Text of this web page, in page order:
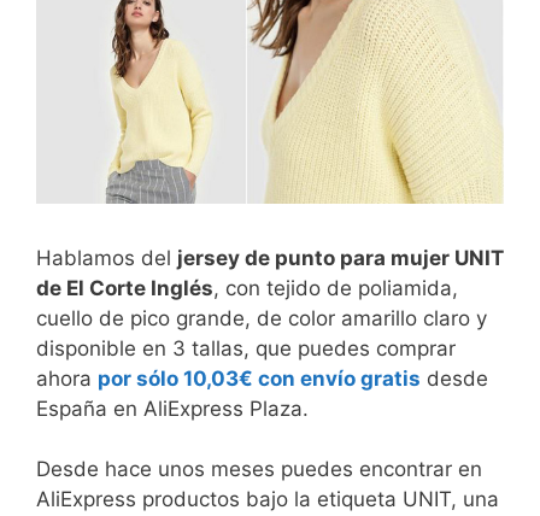
Hablamos del jersey de punto para mujer UNIT
de El Corte Inglés, con tejido de poliamida,
cuello de pico grande, de color amarillo claro y
disponible en 3 tallas, que puedes comprar
ahora por sólo 10,03€ con envío gratis desde
España en AliExpress Plaza.
Desde hace unos meses puedes encontrar en
AliExpress productos bajo la etiqueta UNIT, una